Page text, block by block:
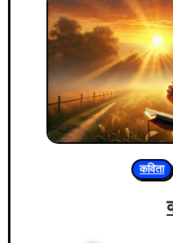
कविता